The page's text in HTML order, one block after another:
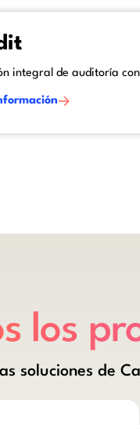
integral de auditoría
text inside of a div block.
los
soluciones de